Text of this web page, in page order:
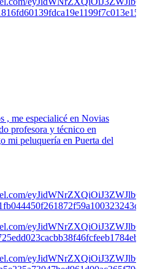
, me especialicé en Novias
profesora y técnico en
mi peluquería en Puerta del